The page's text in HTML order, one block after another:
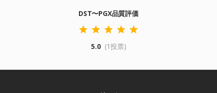
DST〜PGX品質評価
5.0 (1投票)